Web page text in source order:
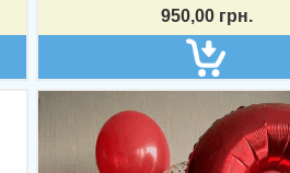
950,00 грн.
myshar_kh